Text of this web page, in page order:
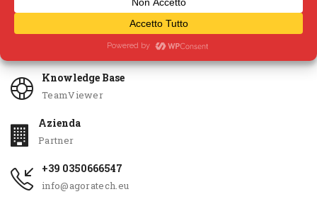
Servizi
Knowledge Base
TeamViewer
Azienda
Partner
+39 0350666547
info@agoratech.eu